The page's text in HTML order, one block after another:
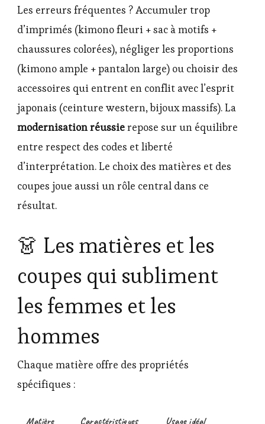
Les erreurs fréquentes ? Accumuler trop
d’imprimés (kimono fleuri + sac à motifs +
chaussures colorées), négliger les proportions
(kimono ample + pantalon large) ou choisir des
accessoires qui entrent en conflit avec l’esprit
japonais (ceinture western, bijoux massifs). La
modernisation réussierepose sur un équilibre
entre respect des codes et liberté
d’interprétation. Le choix des matières et des
coupes joue aussi un rôle central dans ce
résultat.
👗 Les matières et les
coupes qui subliment
les femmes et les
hommes
Chaque matière offre des propriétés
spécifiques :
Matière Caractéristiques Usage idéal